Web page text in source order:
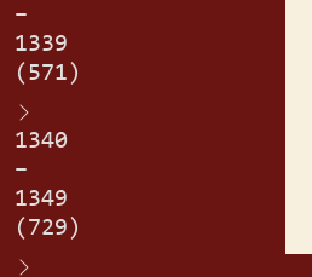
–
1339
(571)
1340
–
1349
(729)